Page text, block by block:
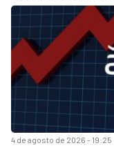
4 de agosto de 2026 - 19:25